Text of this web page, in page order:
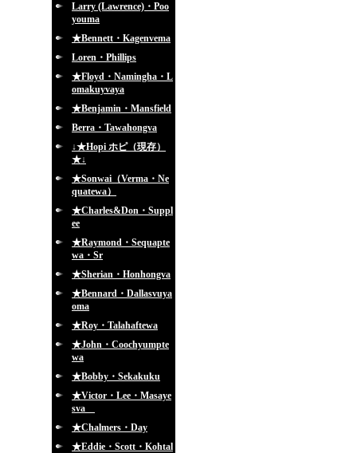
Larry (Lawrence)・Poo
youma
★Bennett・Kagenvema
Loren・Phillips
★Floyd・Namingha・L
omakuyvaya
★Benjamin・Mansfield
Berra・Tawahongva
↓★Hopi ホピ（現存）
★↓
★Sonwai（Verma・Ne
quatewa）
★Charles&Don・Suppl
ee
★Raymond・Sequapte
wa・Sr
★Sherian・Honhongva
★Bennard・Dallasvuya
oma
★Roy・Talahaftewa
★John・Coochyumpte
wa
★Bobby・Sekakuku
★Victor・Lee・Masaye
sva
★Chalmers・Day
★Eddie・Scott・Kohtal